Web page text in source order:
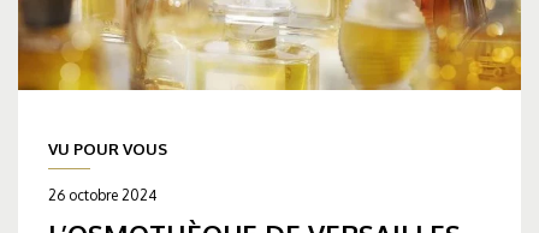
VU POUR VOUS
26 octobre 2024